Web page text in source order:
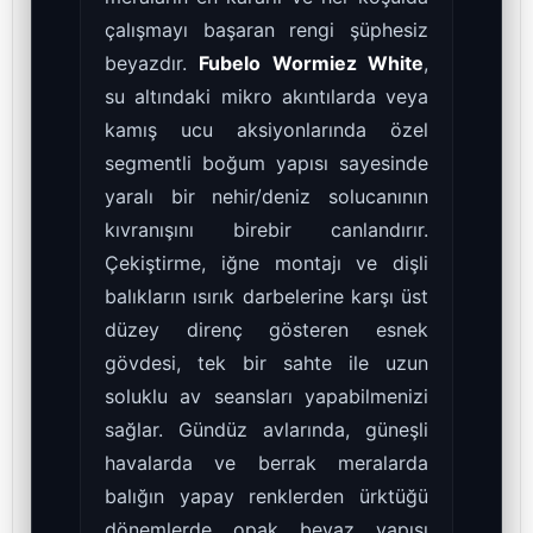
çalışmayı başaran rengi şüphesiz
beyazdır. Fubelo Wormiez White,
su altındaki mikro akıntılarda veya
kamış ucu aksiyonlarında özel
segmentli boğum yapısı sayesinde
yaralı bir nehir/deniz solucanının
kıvranışını birebir canlandırır.
Çekiştirme, iğne montajı ve dişli
balıkların ısırık darbelerine karşı üst
düzey direnç gösteren esnek
gövdesi, tek bir sahte ile uzun
soluklu av seansları yapabilmenizi
sağlar. Gündüz avlarında, güneşli
havalarda ve berrak meralarda
balığın yapay renklerden ürktüğü